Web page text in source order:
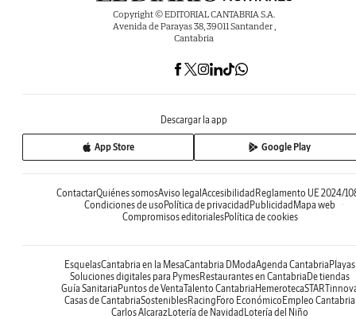
Copyright © EDITORIAL CANTABRIA S.A.
Avenida de Parayas 38, 39011 Santander ,
Cantabria
Descargar la app
App Store Google Play
ContactarQuiénes somosAviso legalAccesibilidadReglamento UE 2024/
Condiciones de usoPolítica de privacidadPublicidadMapa web
Compromisos editorialesPolítica de cookies
EsquelasCantabria en la MesaCantabria DModaAgenda CantabriaPlayas
Soluciones digitales para PymesRestaurantes en CantabriaDe tiendas
Guía SanitariaPuntos de VentaTalento CantabriaHemeroteca
Casas de CantabriaSosteniblesRacingForo EconómicoEmpleo Cantabria
Carlos AlcarazLotería de NavidadLotería del Niño